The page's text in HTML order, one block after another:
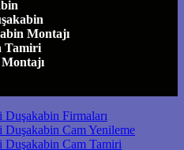
Montajı
Tamiri
Duşakabin Firmaları
Duşakabin Cam Yenileme
Duşakabin Cam Tamiri